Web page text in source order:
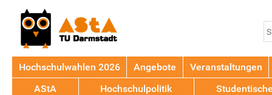
Hochschulwahlen 2026 Angebote
Veranstaltungen
AStA
Hochschulpolitik